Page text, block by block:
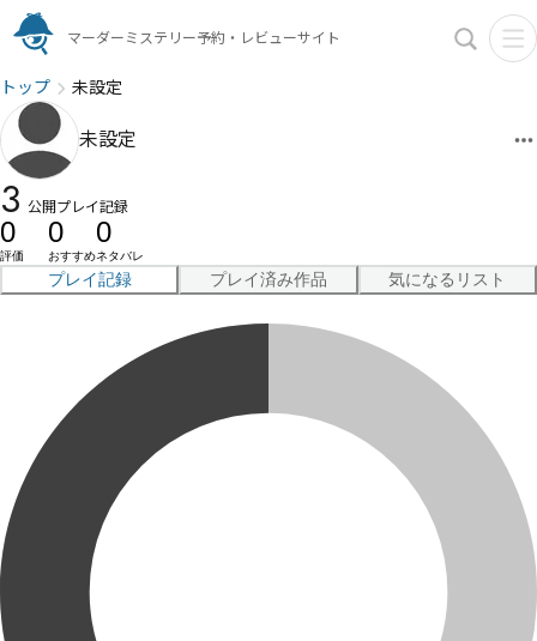
マーダーミステリー予約・レビューサイト
トップ 未設定
未設定
3 公開プレイ記録
0
評価
0
おすすめ
0
ネタバレ
プレイ記録 プレイ済み作品 気になるリスト